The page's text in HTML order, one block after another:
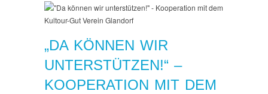
„DA KÖNNEN WIR
UNTERSTÜTZEN!“ –
KOOPERATION MIT DEM